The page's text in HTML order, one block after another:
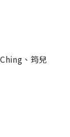
、筠兒